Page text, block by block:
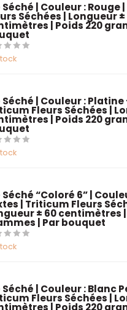
Séché | Couleur : Rouge
Séchées | Longueur ±
| Poids 220
Séché | Couleur : Platine
Fleurs Séchées |
| Poids 220
Séché “Coloré 6” |
| Triticum Fleurs
± 60 centimètres |
| Par bouquet
Séché | Couleur : Blanc
Fleurs Séchées |
| Poids 220